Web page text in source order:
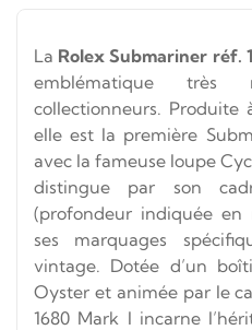
La Rolex Submariner réf.
emblématique très
collectionneurs. Produite
elle est la première
avec la fameuse loupe
distingue par son
(profondeur indiquée en
ses marquages
vintage. Dotée d’un
Oyster et animée par le
1680 Mark I incarne